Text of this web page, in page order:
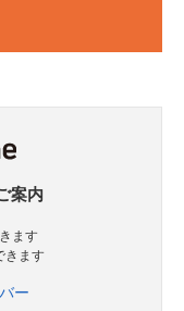
案内
ます
きます
ー